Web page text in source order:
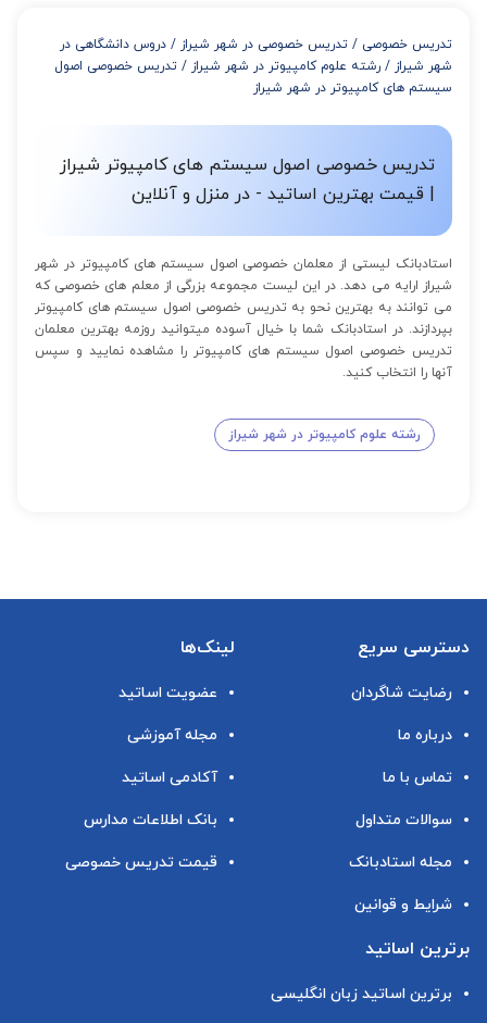
از 12 تا 15 جلسه: 7% تخفیف
از 16 تا 100 جلسه: 9% تخفیف
تدریس خصوصی / تدریس خصوصی در شهر شیراز / دروس دانشگاهی در
شهر شیراز / رشته علوم کامپیوتر در شهر شیراز / تدریس خصوصی اصول
سیستم های کامپیوتر در شهر شیراز
تدریس خصوصی اصول سیستم های کامپیوتر شیراز
| قیمت بهترین اساتید - در منزل و آنلاین
استادبانک لیستی از معلمان خصوصی اصول سیستم های کامپیوتر در شهر
شیراز ارایه می دهد. در این لیست مجموعه بزرگی از معلم های خصوصی که
می توانند به بهترین نحو به تدریس خصوصی اصول سیستم های کامپیوتر
بپردازند. در استادبانک شما با خیال آسوده میتوانید روزمه بهترین معلمان
تدریس خصوصی اصول سیستم های کامپیوتر را مشاهده نمایید و سپس
آنها را انتخاب کنید.
رشته علوم کامپیوتر در شهر شیراز
دسترسی سریع
رضایت شاگردان
درباره ما
تماس با ما
سوالات متداول
مجله استادبانک
شرایط و قوانین
لینک‌ها
عضویت اساتید
مجله آموزشی
آکادمی اساتید
بانک اطلاعات مدارس
قیمت تدریس خصوصی
برترین اساتید
برترین اساتید زبان انگلیسی